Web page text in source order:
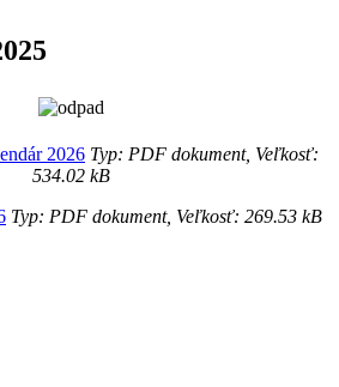
2026 Typ: PDF dokument, Veľkosť:
534.02 kB
Typ: PDF dokument, Veľkosť: 269.53 kB